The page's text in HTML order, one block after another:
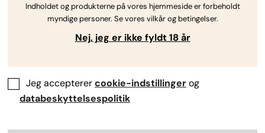
Indholdet og produkterne på vores hjemmeside er forbeholdt
myndige personer. Se vores vilkår og betingelser.
Nej, jeg er ikke fyldt 18 år
Jeg accepterercookie-indstillingerog
databeskyttelsespolitik